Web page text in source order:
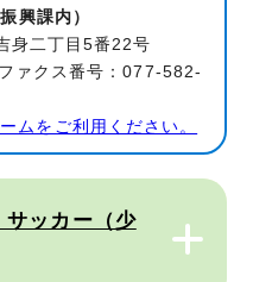
興課内）
二丁目5番22号
ァクス番号：077-582-
ムをご利用ください。
ッカー（少